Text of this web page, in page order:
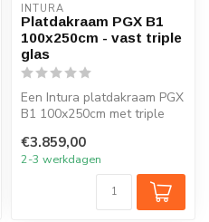
INTURA
Platdakraam PGX B1
100x250cm - vast triple
glas
Een Intura platdakraam PGX
B1 100x250cm met triple
vertr...
€3.859,00
2-3 werkdagen